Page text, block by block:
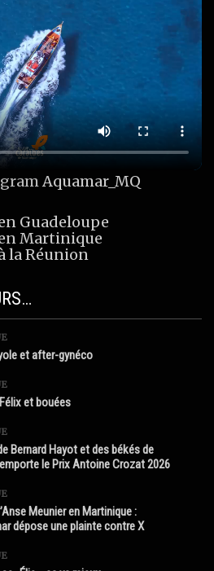
Aquamar_MQ
Guadeloupe
Martinique
la Réunion
et after-gynéco
et bouées
Bernard Hayot et des békés de
le Prix Antoine Crozat 2026
Meunier en Martinique :
dépose une plainte contre X